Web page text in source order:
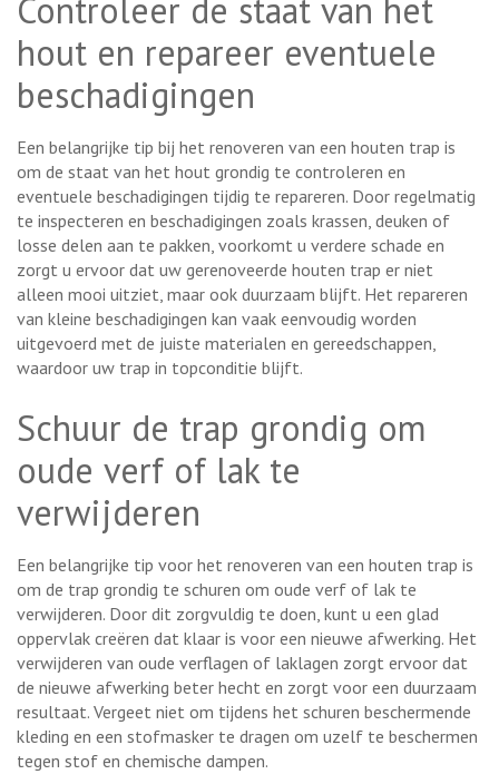
Controleer de staat van het
hout en repareer eventuele
beschadigingen
Een belangrijke tip bij het renoveren van een houten trap is
om de staat van het hout grondig te controleren en
eventuele beschadigingen tijdig te repareren. Door regelmatig
te inspecteren en beschadigingen zoals krassen, deuken of
losse delen aan te pakken, voorkomt u verdere schade en
zorgt u ervoor dat uw gerenoveerde houten trap er niet
alleen mooi uitziet, maar ook duurzaam blijft. Het repareren
van kleine beschadigingen kan vaak eenvoudig worden
uitgevoerd met de juiste materialen en gereedschappen,
waardoor uw trap in topconditie blijft.
Schuur de trap grondig om
oude verf of lak te
verwijderen
Een belangrijke tip voor het renoveren van een houten trap is
om de trap grondig te schuren om oude verf of lak te
verwijderen. Door dit zorgvuldig te doen, kunt u een glad
oppervlak creëren dat klaar is voor een nieuwe afwerking. Het
verwijderen van oude verflagen of laklagen zorgt ervoor dat
de nieuwe afwerking beter hecht en zorgt voor een duurzaam
resultaat. Vergeet niet om tijdens het schuren beschermende
kleding en een stofmasker te dragen om uzelf te beschermen
tegen stof en chemische dampen.